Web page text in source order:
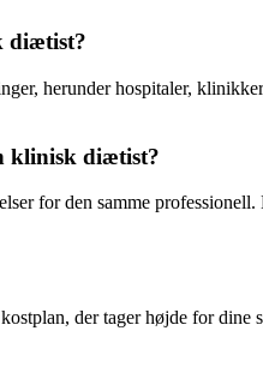
diætist?
herunder hospitaler,
klinisk diætist?
for den samme
der tager højde for